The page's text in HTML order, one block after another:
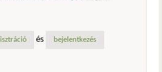
és bejelentkezés